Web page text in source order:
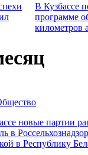
В Кузбассе
программе
километров
новые партии
в
в Республику